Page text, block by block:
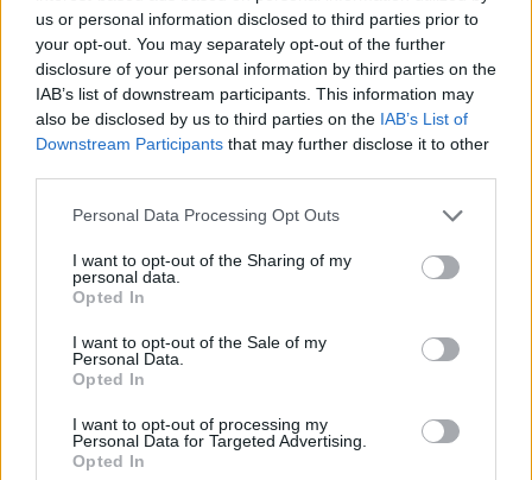
us or personal information disclosed to third parties prior to
your opt-out. You may separately opt-out of the further
disclosure of your personal information by third parties on the
IAB’s list of downstream participants. This information may
also be disclosed by us to third parties on the IAB’s List of
Downstream Participants that may further disclose it to other
Personal Data Processing Opt Outs
I want to opt-out of the Sharing of my
personal data.
Opted In
I want to opt-out of the Sale of my
Personal Data.
Opted In
I want to opt-out of processing my
Personal Data for Targeted Advertising.
Opted In
TISCHLEREI
GMBH
0-1 milioni Cornedo all'Isarco
SCHNEIDER
GEORG GMBH
1-2 milioni
KURT PRAST
PATZLEINER
INNENAUSBAU
PATZLEINER F. &
MASIERO TRE
S.N.C. DI
MASIERO
non pervenuto